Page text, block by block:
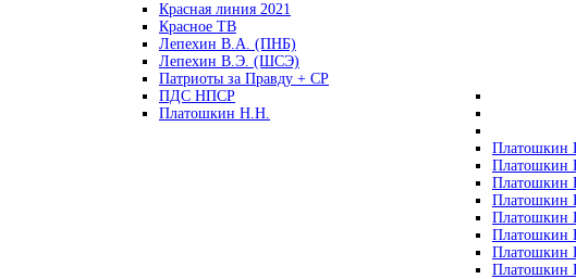
Красная линия 2021
Красное ТВ
Лепехин В.А. (ПНБ)
Лепехин В.Э. (ШСЭ)
Патриоты за Правду + СР
ПДС НПСР
Платошкин Н.Н.
Платошкин
Платошкин
Платошкин
Платошкин
Платошкин
Платошкин
Платошкин
Платошкин